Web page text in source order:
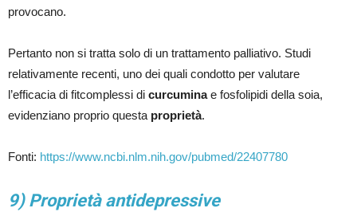
provocano.
Pertanto non si tratta solo di un trattamento palliativo. Studi
relativamente recenti, uno dei quali condotto per valutare
l’efficacia di fitcomplessi di curcuminae fosfolipidi della soia,
evidenziano proprio questa proprietà.
Fonti: https://www.ncbi.nlm.nih.gov/pubmed/22407780
9) Proprietà antidepressive